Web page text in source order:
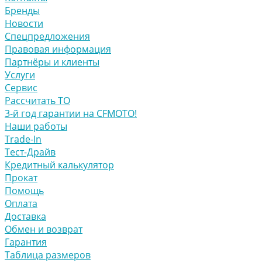
Бренды
Новости
Спецпредложения
Правовая информация
Партнёры и клиенты
Услуги
Сервис
Рассчитать ТО
3-й год гарантии на CFMOTO!
Наши работы
Trade-In
Тест-Драйв
Кредитный калькулятор
Прокат
Помощь
Оплата
Доставка
Обмен и возврат
Гарантия
Таблица размеров